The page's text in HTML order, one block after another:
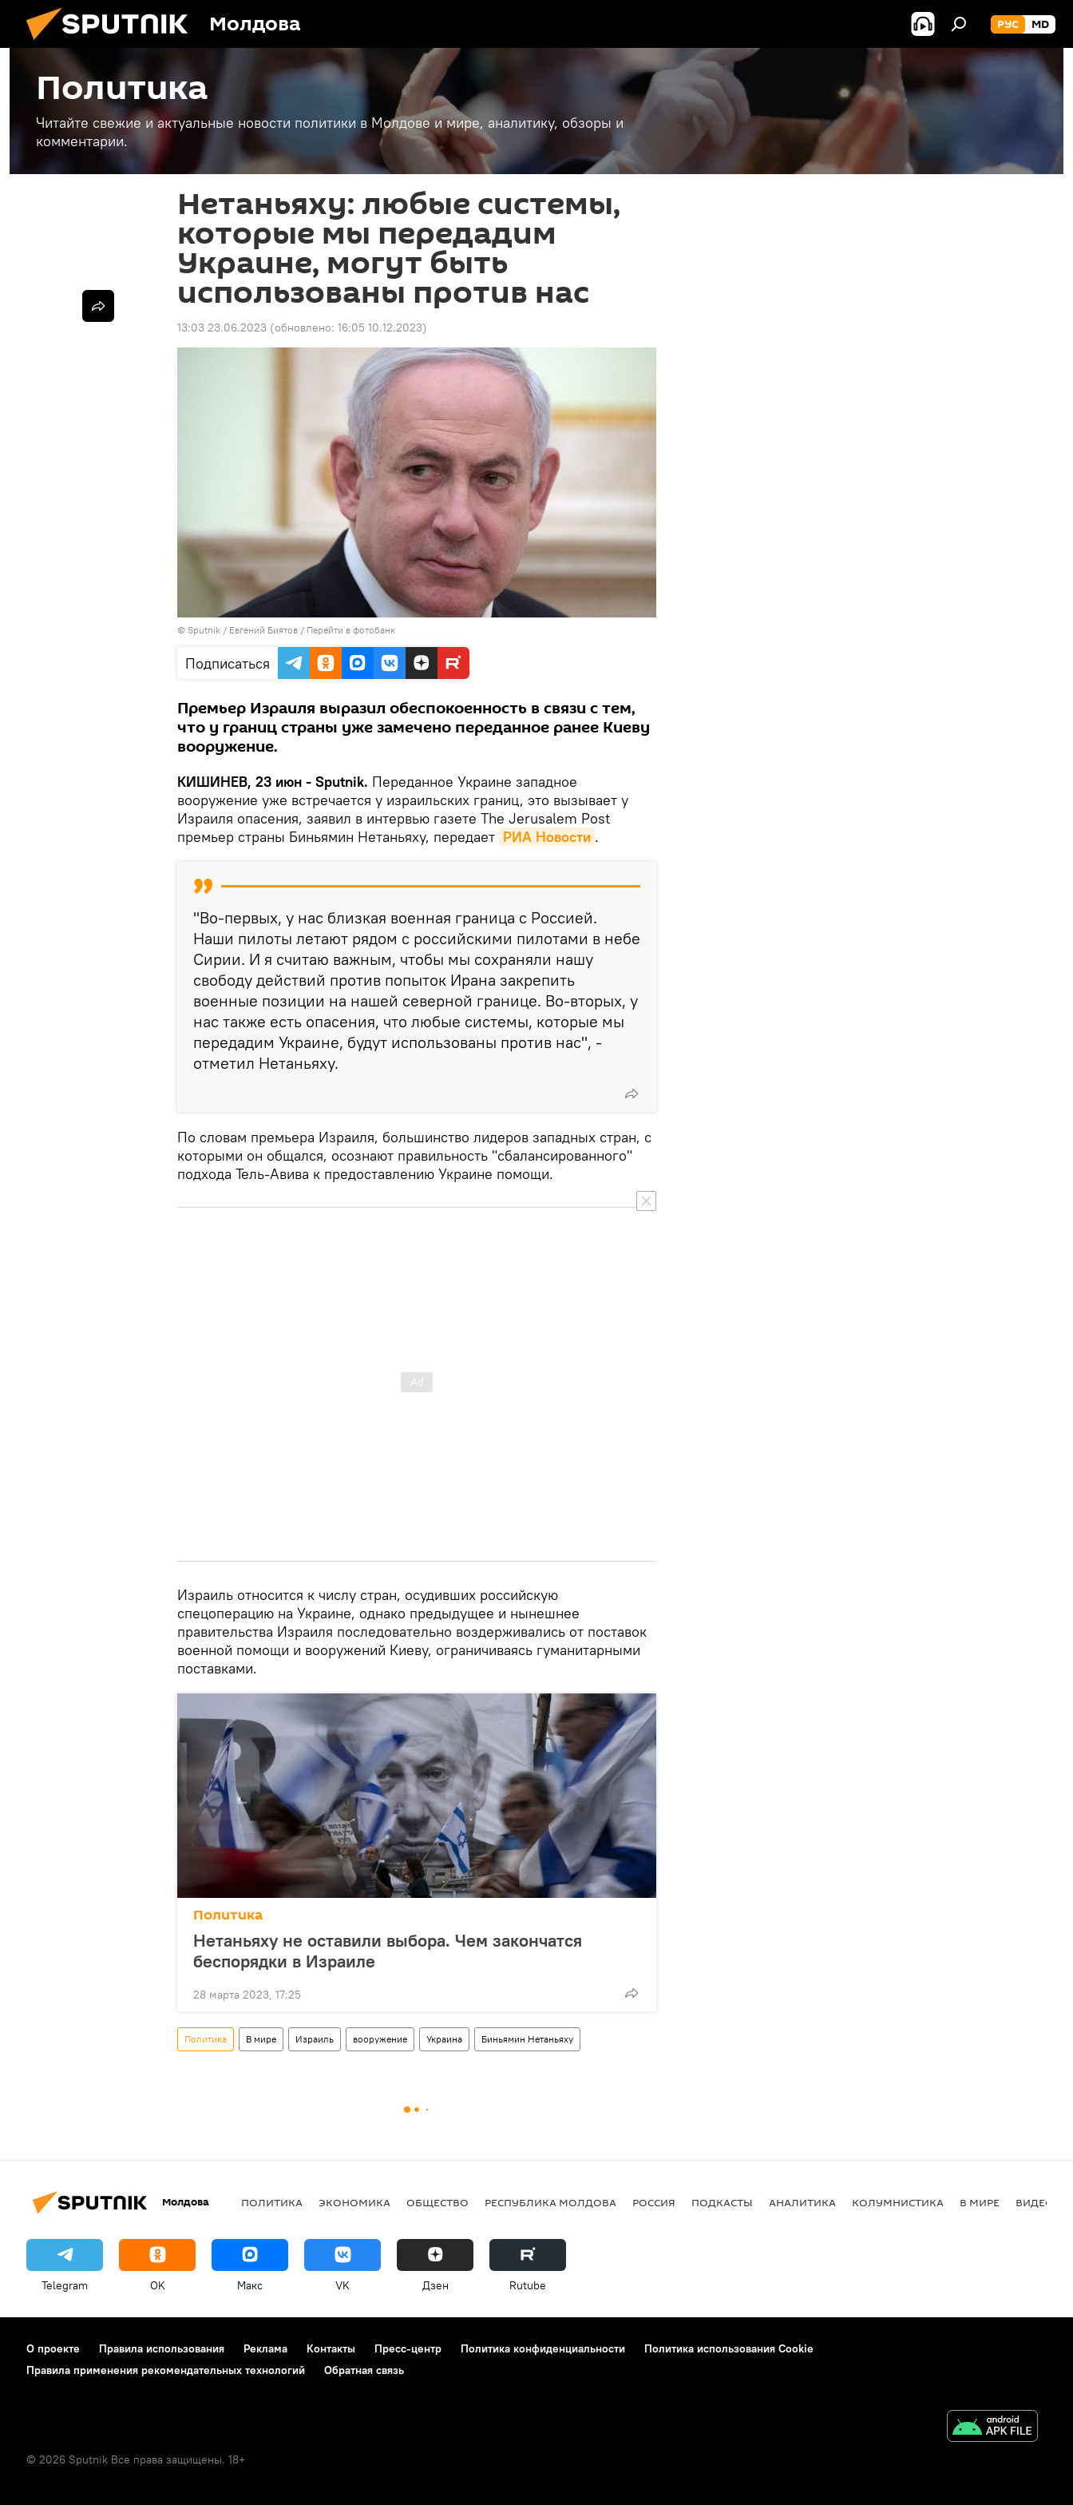
Молдова РУС MD
Политика
Читайте свежие и актуальные новости политики в Молдове и мире, аналитику, обзоры и
комментарии.
Нетаньяху: любые системы,
которые мы передадим
Украине, могут быть
использованы против нас
13:03 23.06.2023 (обновлено: 16:05 10.12.2023)
© Sputnik / Евгений Биятов / Перейти в фотобанк
Подписаться
Премьер Израиля выразил обеспокоенность в связи с тем,
что у границ страны уже замечено переданное ранее Киеву
вооружение.
КИШИНЕВ, 23 июн - Sputnik. Переданное Украине западное
вооружение уже встречается у израильских границ, это вызывает у
Израиля опасения, заявил в интервью газете The Jerusalem Post
премьер страны Биньямин Нетаньяху, передает РИА Новости .
"Во-первых, у нас близкая военная граница с Россией.
Наши пилоты летают рядом с российскими пилотами в небе
Сирии. И я считаю важным, чтобы мы сохраняли нашу
свободу действий против попыток Ирана закрепить
военные позиции на нашей северной границе. Во-вторых, у
нас также есть опасения, что любые системы, которые мы
передадим Украине, будут использованы против нас", -
отметил Нетаньяху.
По словам премьера Израиля, большинство лидеров западных стран, с
которыми он общался, осознают правильность "сбалансированного"
подхода Тель-Авива к предоставлению Украине помощи.
Израиль относится к числу стран, осудивших российскую
спецоперацию на Украине, однако предыдущее и нынешнее
правительства Израиля последовательно воздерживались от поставок
военной помощи и вооружений Киеву, ограничиваясь гуманитарными
поставками.
Политика
Нетаньяху не оставили выбора. Чем закончатся
беспорядки в Израиле
28 марта 2023, 17:25
Политика В мире Израиль вооружение Украина Биньямин Нетаньяху
Молдова ПОЛИТИКА ЭКОНОМИКА ОБЩЕСТВО РЕСПУБЛИКА МОЛДОВА РОССИЯ ПОДКАСТЫ АНАЛИТИКА КОЛУМНИСТИКА В МИРЕ ВИДЕО
Telegram OK Макс VK Дзен Rutube
О проекте Правила использования Реклама Контакты Пресс-центр Политика конфиденциальности
Политика использования Cookie
Правила применения рекомендательных технологий
Обратная связь
© 2026 Sputnik Все права защищены. 18+